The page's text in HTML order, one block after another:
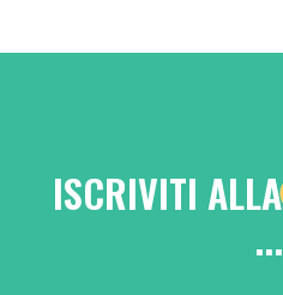
ISCRIVITI ALLA
...